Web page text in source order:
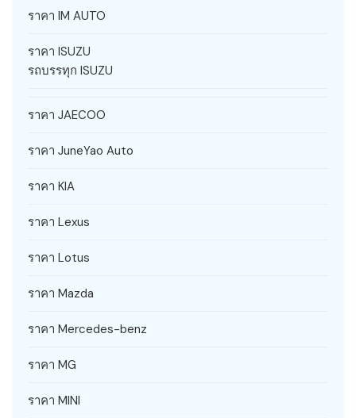
ราคา IM AUTO
ราคา ISUZU
รถบรรทุก ISUZU
ราคา JAECOO
ราคา JuneYao Auto
ราคา KIA
ราคา Lexus
ราคา Lotus
ราคา Mazda
ราคา Mercedes-benz
ราคา MG
ราคา MINI